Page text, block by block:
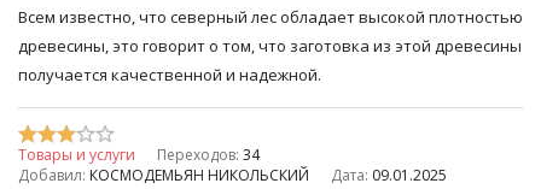
Всем известно, что северный лес обладает высокой плотностью
древесины, это говорит о том, что заготовка из этой древесины
получается качественной и надежной.
Товары и услуги Переходов: 34
Добавил: КОСМОДЕМЬЯН НИКОЛЬСКИЙ Дата: 09.01.2025